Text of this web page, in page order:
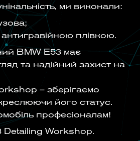
ми виконали:
плівкою.
BMW E53 має
та надійний захист на
– зберігаємо
його статус.
професіоналам!
Detailing Workshop.